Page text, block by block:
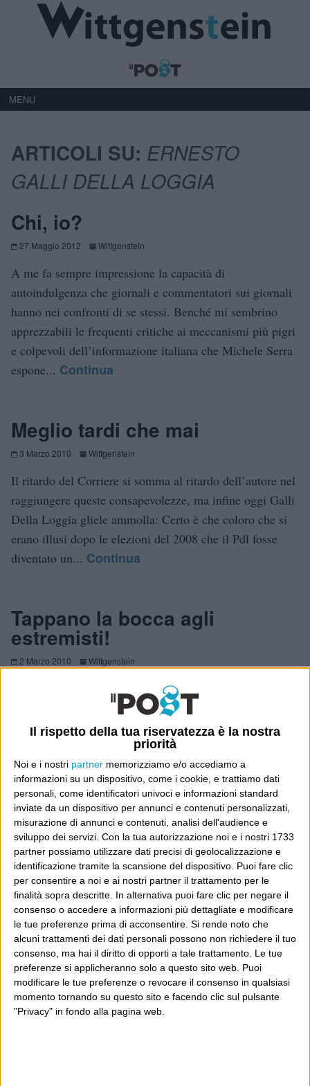
Il rispetto della tua riservatezza è la nostra
priorità
Noi e i nostri partner memorizziamo e/o accediamo a
informazioni su un dispositivo, come i cookie, e trattiamo dati
personali, come identificatori univoci e informazioni standard
inviate da un dispositivo per annunci e contenuti personalizzati,
misurazione di annunci e contenuti, analisi dell'audience e
sviluppo dei servizi. Con la tua autorizzazione noi e i nostri 1733
partner possiamo utilizzare dati precisi di geolocalizzazione e
identificazione tramite la scansione del dispositivo. Puoi fare clic
per consentire a noi e ai nostri partner il trattamento per le
finalità sopra descritte. In alternativa puoi fare clic per negare il
consenso o accedere a informazioni più dettagliate e modificare
le tue preferenze prima di acconsentire. Si rende noto che
alcuni trattamenti dei dati personali possono non richiedere il tuo
consenso, ma hai il diritto di opporti a tale trattamento. Le tue
preferenze si applicheranno solo a questo sito web. Puoi
modificare le tue preferenze o revocare il consenso in qualsiasi
momento tornando su questo sito e facendo clic sul pulsante
"Privacy" in fondo alla pagina web.
MENU
ARTICOLI SU: ERNESTO
GALLI DELLA LOGGIA
Chi, io?
27 Maggio 2012 Wittgenstein
A me fa sempre impressione la capacità di
autoindulgenza che giornali e commentatori sui giornali
hanno nei confronti di se stessi. Benché mi sembrino
apprezzabili le frequenti critiche ai meccanismi più pigri
e colpevoli dell’informazione italiana che Michele Serra
espone... Continua
Meglio tardi che mai
3 Marzo 2010 Wittgenstein
Il ritardo del Corriere si somma al ritardo dell’autore nel
raggiungere queste consapevolezze, ma infine oggi Galli
Della Loggia gliele ammolla: Certo è che coloro che si
erano illusi dopo le elezioni del 2008 che il Pdl fosse
diventato un... Continua
Tappano la bocca agli
estremisti!
2 Marzo 2010 Wittgenstein
È nato un caso su un editoriale di Ernesto Galli Della
Loggia tolto all’ultimo momento dalla prima pagina del
Corriere della Sera di oggi, ma ora si dice si sia trattato
solo di una scelta di tempi, e l’articolo sarà pubblicato...
Continua
Ah, cari miei!
24 Giugno 2007 Wittgenstein
Ognuno ha delle scorciatoie superficiali per farsi un
giudizio sommario sulle cose: per esempio, non
comprerei una macchina usata da uno con le Crocs. Sul
modo di scrivere, io ho diverse scorciatoie: diffido di
quelli che usano spesso i puntini...Continua